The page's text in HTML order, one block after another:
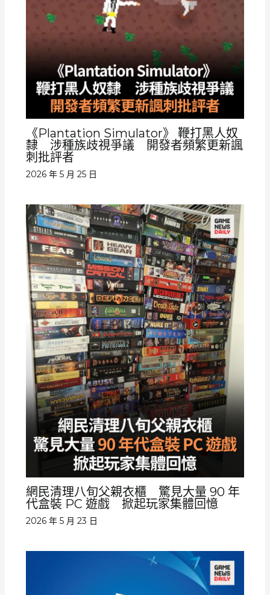
《Plantation Simulator》 鞭打黑人奴
隸 涉種族歧視爭議 開發者頻繁更新諷
刺批評者
2026 年 5 月 25 日
網民清理八旬父親衣櫃 驚見大量 90 年
代盒裝 PC 遊戲 掀起玩家集體回憶
2026 年 5 月 23 日